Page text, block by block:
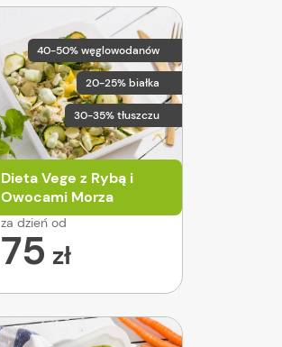
40-50% węglowodanów
20-25% białka
30-35% tłuszczu
Dieta Vege z Rybą i
Owocami Morza
za dzień od
75 zł